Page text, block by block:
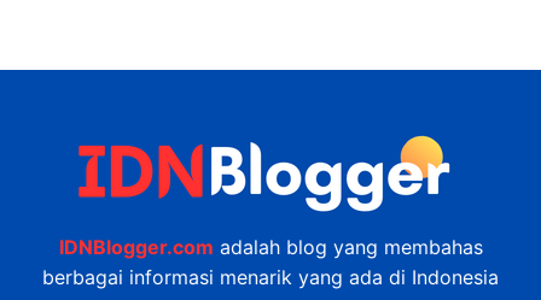
IDNBlogger.com adalah blog yang membahas
berbagai informasi menarik yang ada di Indonesia